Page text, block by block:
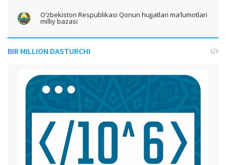
O‘zbekiston Respublikasi Qonun hujjatlari ma’lumotlari
milliy bazasi
BIR MILLION DASTURCHI